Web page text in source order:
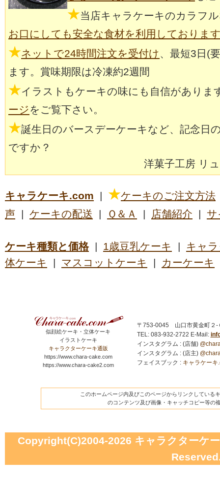
★当店キャラケーキのカラフ
お口にしても安全な食材を利用しておりま
★ネットで24時間注文を受付け、最短3日(
ます。賞味期限は冷凍約2週間
★イラストもケーキの味にも自信がありま
ージをご覧下さい。
★誕生日のバースデーケーキなど、記念日
ですか？
洋菓子工房 リ
キャラケーキ.com | ★ケーキのご注文方法
声 | ケーキの配送 | Ｑ＆Ａ | 店舗紹介 | サ
ケーキ種類と価格| 1歳豆乳ケーキ | キャ
体ケーキ
| マスコットケーキ | カーケーキ
似顔絵ケーキ・立体ケーキ
イラストケーキ
キャラクターケーキ通販
https://www.chara-cake.com
https://www.chara-cake2.com
〒753-0045 山口市黄金町
TEL: 083-932-2722 E-Mail:
インスタグラム : (店舗)
インスタグラム : (店主)
フェイスブック : キャラケー
このホームページ内及びこのページからリンクしている
のコンテンツ及び画像・キャッチコピー等の
Copyright(C)2004-2026 キャラクターケ